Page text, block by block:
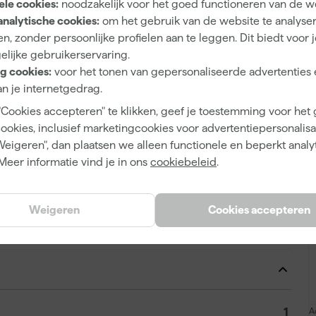
cookies: noodzakelijk voor het goed functioneren van de
cookies: om het gebruik van de website te
zonder persoonlijke profielen aan te leggen. Dit biedt voor
gebruikerservaring.
cookies: voor het tonen van gepersonaliseerde advertenties
je internetgedrag.
accepteren" te klikken, geef je toestemming voor het
inclusief marketingcookies voor
dan plaatsen we alleen functionele en beperkt
informatie vind je in ons cookiebeleid.
Cookies accepteren
Weigeren
van het materiaal en het doel van je klus. Voor grof
of roest op metaal gebruik je korrel 40 tot 60. Wil je
beits of lak? Dan zijn korrels tussen 80 en 120 ideaal.
voor gladschuren vóór het gronden. Wil je licht
met korrel 120 tot 180. Tussen laklagen
perfect om het oppervlak spiegelglad te maken of
vraagt om een fijne aanpak: korrel 320 werkt hier het
alvorens je gaat schuren!
1